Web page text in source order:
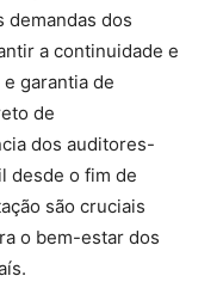
demandas dos
a continuidade e
garantia de
de
dos auditores-
desde o fim de
são cruciais
o bem-estar dos